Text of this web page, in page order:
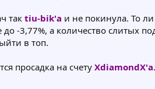
так tiu-bik'а и не покинула. То
до -3,77%, а количество слитых
в топ.
просадка на счету XdiamondX'а